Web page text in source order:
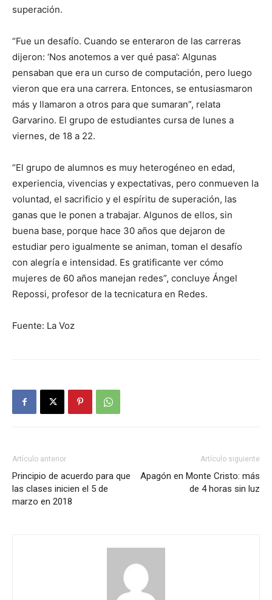
superación.
“Fue un desafío. Cuando se enteraron de las carreras
dijeron: ‘Nos anotemos a ver qué pasa’: Algunas
pensaban que era un curso de computación, pero luego
vieron que era una carrera. Entonces, se entusiasmaron
más y llamaron a otros para que sumaran”, relata
Garvarino. El grupo de estudiantes cursa de lunes a
viernes, de 18 a 22.
“El grupo de alumnos es muy heterogéneo en edad,
experiencia, vivencias y expectativas, pero conmueven la
voluntad, el sacrificio y el espíritu de superación, las
ganas que le ponen a trabajar. Algunos de ellos, sin
buena base, porque hace 30 años que dejaron de
estudiar pero igualmente se animan, toman el desafío
con alegría e intensidad. Es gratificante ver cómo
mujeres de 60 años manejan redes”, concluye Ángel
Repossi, profesor de la tecnicatura en Redes.
Fuente: La Voz
Artículo anterior
Principio de acuerdo para que
las clases inicien el 5 de
marzo en 2018
Artículo siguiente
Apagón en Monte Cristo: más
de 4 horas sin luz